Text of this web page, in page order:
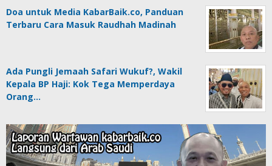
Doa untuk Media KabarBaik.co, Panduan
Terbaru Cara Masuk Raudhah Madinah
Ada Pungli Jemaah Safari Wukuf?, Wakil
Kepala BP Haji: Kok Tega Memperdaya
Orang…